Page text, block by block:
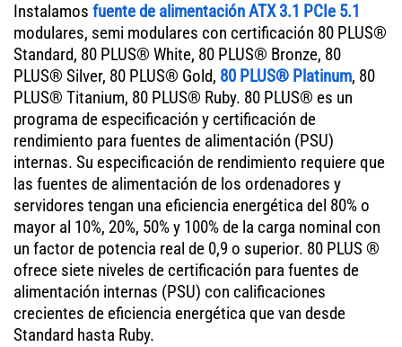
Instalamos fuente de alimentación ATX 3.1 PCIe 5.1
modulares, semi modulares con certificación 80 PLUS®
Standard, 80 PLUS® White, 80 PLUS® Bronze, 80
PLUS® Silver, 80 PLUS® Gold, 80 PLUS® Platinum, 80
PLUS® Titanium, 80 PLUS® Ruby. 80 PLUS® es un
programa de especificación y certificación de
rendimiento para fuentes de alimentación (PSU)
internas. Su especificación de rendimiento requiere que
las fuentes de alimentación de los ordenadores y
servidores tengan una eficiencia energética del 80% o
mayor al 10%, 20%, 50% y 100% de la carga nominal con
un factor de potencia real de 0,9 o superior. 80 PLUS ®
ofrece siete niveles de certificación para fuentes de
alimentación internas (PSU) con calificaciones
crecientes de eficiencia energética que van desde
Standard hasta Ruby.